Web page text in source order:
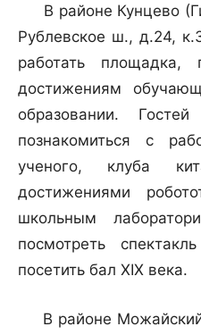
В районе Кунцево
Рублевское ш., д.24,
работать площадка,
достижениям
образовании.
познакомиться с
ученого, клуба
достижениями
школьным
посмотреть
посетить бал XIX века.
В районе